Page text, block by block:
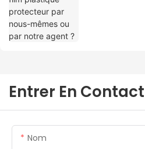
Entrer En
Nom